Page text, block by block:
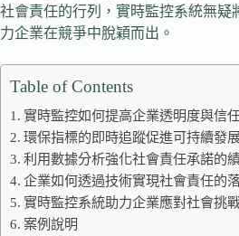
社會責任的行列，實時監控系統無疑
力企業在競爭中脫穎而出。
Table of Contents
實時監控如何提高企業透明度與信
環保指標的即時追蹤促進可持續發
利用數據分析強化社會責任承諾的
企業如何透過技術實現社會責任的
實時監控系統助力企業應對社會挑
案例說明